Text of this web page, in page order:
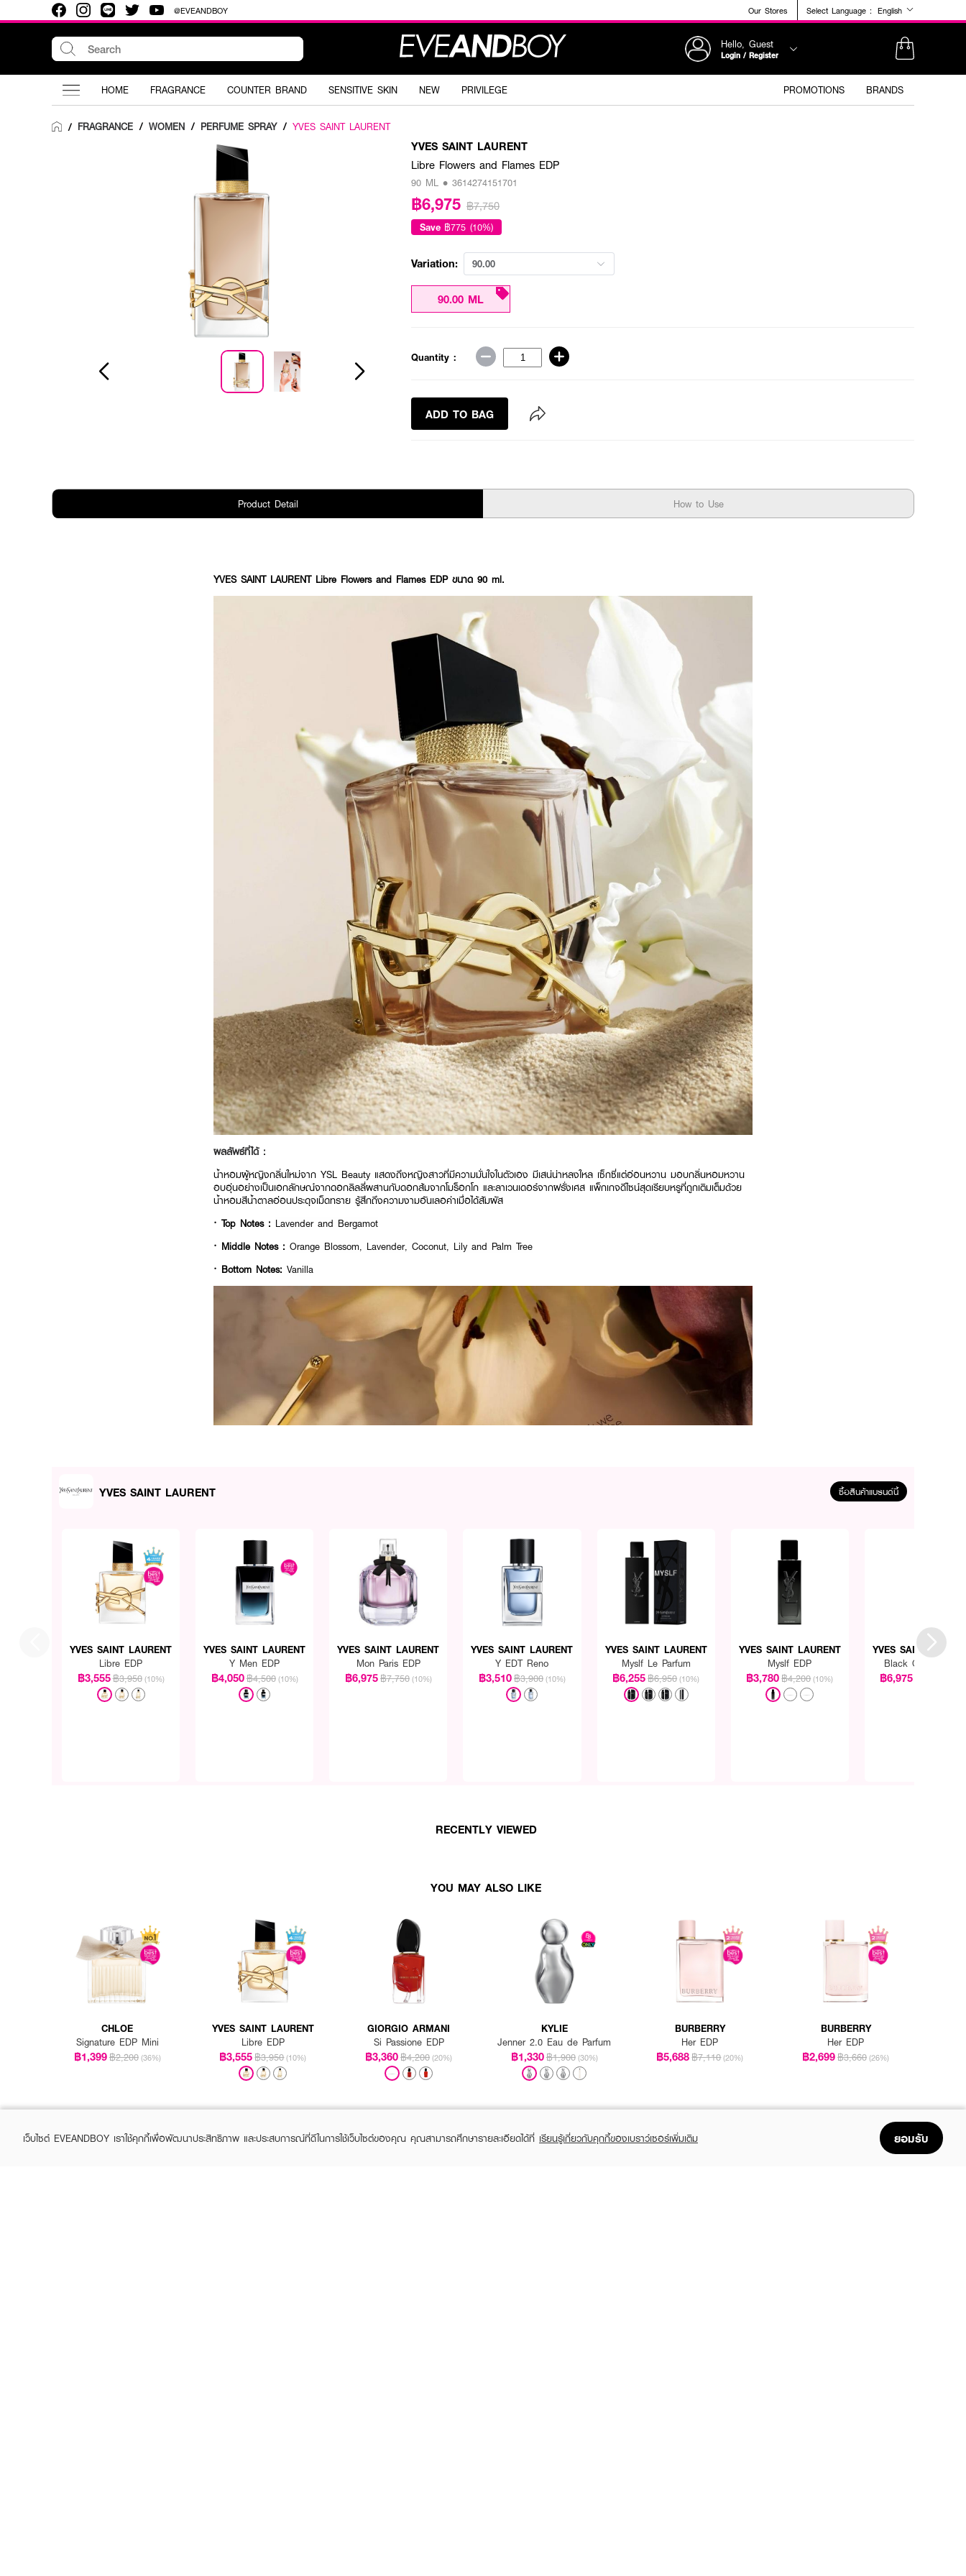
@EVEANDBOY Our Stores Select Language : English
Hello, Guest
Login / Register
HOME FRAGRANCE COUNTER BRAND SENSITIVE SKIN NEW PRIVILEGE PROMOTIONS BRANDS
/ FRAGRANCE / WOMEN / PERFUME SPRAY / YVES SAINT LAURENT
YVES SAINT LAURENT
Libre Flowers and Flames EDP
90 ML • 3614274151701
฿6,975 ฿7,750
Save ฿775 (10%)
Variation: 90.00
90.00 ML
Quantity :
ADD TO BAG
Product Detail How to Use
YVES SAINT LAURENT Libre Flowers and Flames EDP ขนาด 90 ml.
ผลลัพธ์ที่ได้ :
น้ำหอมผู้หญิงกลิ่นใหม่จาก YSL Beauty แสดงถึงหญิงสาวที่มีความมั่นใจในตัวเอง มีเสน่น่าหลงใหล เซ็กซี่แต่อ่อนหวาน มอบกลิ่นหอมหวาน
อบอุ่นอย่างเป็นเอกลักษณ์จากดอกลิลลี่ผสานกับดอกส้มจากโมร็อกโก และลาเวนเดอร์จากฝรั่งเศส แพ็กเกจดีไซน์สุดเรียบหรูที่ถูกเติมเต็มด้วย
น้ำหอมสีน้ำตาลอ่อนประดุจเม็ดทราย รู้สึกถึงความงามอันเลอค่าเมื่อได้สัมผัส
· Top Notes : Lavender and Bergamot
· Middle Notes : Orange Blossom, Lavender, Coconut, Lily and Palm Tree
· Bottom Notes: Vanilla
YVES SAINT LAURENT ซื้อสินค้าแบรนด์นี้
YVES SAINT LAURENT
Libre EDP
฿3,555฿3,950 (10%)
YVES SAINT LAURENT
Y Men EDP
฿4,050฿4,500 (10%)
YVES SAINT LAURENT
Mon Paris EDP
฿6,975฿7,750 (10%)
YVES SAINT LAURENT
Y EDT Reno
฿3,510฿3,900 (10%)
YVES SAINT LAURENT
Myslf Le Parfum
฿6,255฿6,950 (10%)
YVES SAINT LAURENT
Myslf EDP
฿3,780฿4,200 (10%)
YVES SAINT
Black Opium EDP
฿6,975
RECENTLY VIEWED
YOU MAY ALSO LIKE
CHLOE
Signature EDP Mini
฿1,399฿2,200 (36%)
YVES SAINT LAURENT
Libre EDP
฿3,555฿3,950 (10%)
GIORGIO ARMANI
Si Passione EDP
฿3,360฿4,200 (20%)
KYLIE
Jenner 2.0 Eau de Parfum
฿1,330฿1,900 (30%)
BURBERRY
Her EDP
฿5,688฿7,110 (20%)
BURBERRY
Her EDP
฿2,699฿3,660 (26%)
เว็บไซต์ EVEANDBOY เราใช้คุกกี้เพื่อพัฒนาประสิทธิภาพ และประสบการณ์ที่ดีในการใช้เว็บไซต์ของคุณ คุณสามารถศึกษารายละเอียดได้ที่ เรียนรู้เกี่ยวกับคุกกี้ของเบราว์เซอร์เพิ่มเติม ยอมรับ